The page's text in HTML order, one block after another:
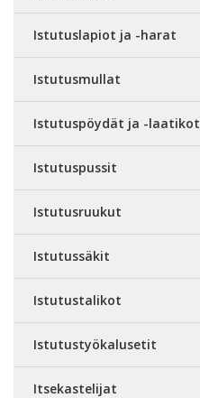
Istutuslapiot ja -harat
Istutusmullat
Istutuspöydät ja -laatikot
Istutuspussit
Istutusruukut
Istutussäkit
Istutustalikot
Istutustyökalusetit
Itsekastelijat